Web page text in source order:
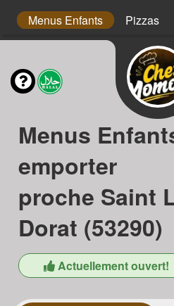
Menus Enfants Pizzas
Menus
emporter
proche Saint
Dorat (53290)
Actuellement ouvert!